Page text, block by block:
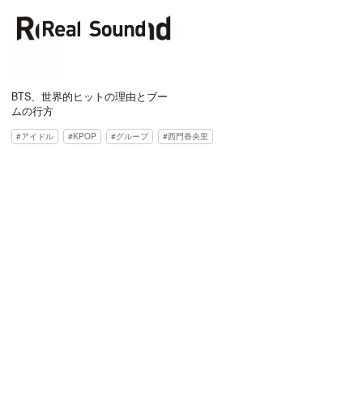
BTS、世界的ヒットの理由とブー
ムの行方
アイドル KPOP グループ 西門香央里